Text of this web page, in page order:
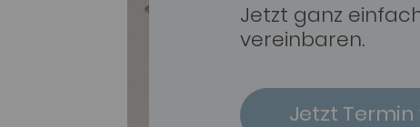
Jetzt ganz
vereinbaren.
Jetzt